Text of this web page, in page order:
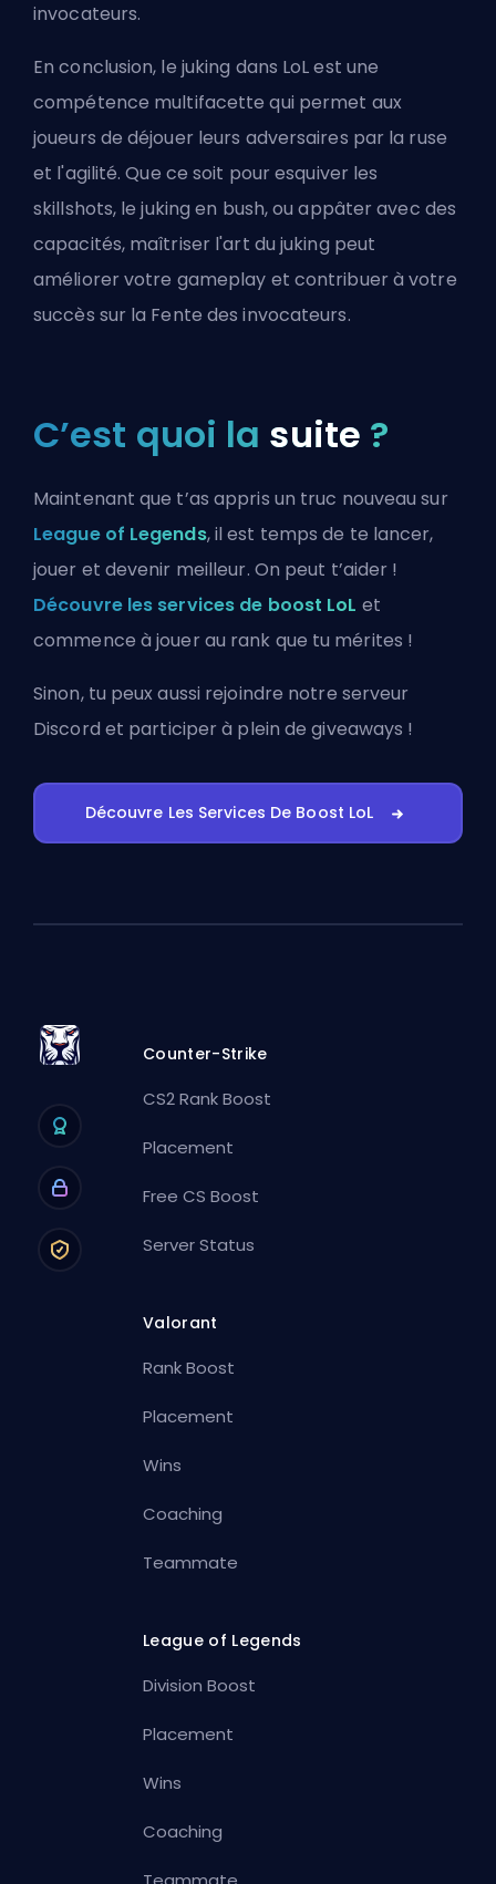
invocateurs.
En conclusion, le juking dans LoL est une
compétence multifacette qui permet aux
joueurs de déjouer leurs adversaires par la ruse
et l'agilité. Que ce soit pour esquiver les
skillshots, le juking en bush, ou appâter avec des
capacités, maîtriser l'art du juking peut
améliorer votre gameplay et contribuer à votre
succès sur la Fente des invocateurs.
C’est quoi la suite ?
Maintenant que t’as appris un truc nouveau sur
League of Legends, il est temps de te lancer,
jouer et devenir meilleur. On peut t’aider !
Découvre les services de boost LoL et
commence à jouer au rank que tu mérites !
Sinon, tu peux aussi rejoindre notre serveur
Discord et participer à plein de giveaways !
Découvre Les Services De Boost LoL
Counter-Strike
CS2 Rank Boost
Placement
Free CS Boost
Server Status
Valorant
Rank Boost
Placement
Wins
Coaching
Teammate
League of Legends
Division Boost
Placement
Wins
Coaching